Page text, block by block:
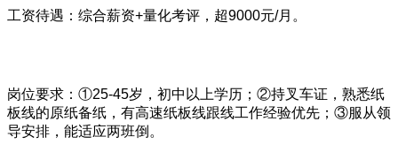
工资待遇：综合薪资+量化考评，超9000元/月。
岗位要求：①25-45岁，初中以上学历；②持叉车证，熟悉纸
板线的原纸备纸，有高速纸板线跟线工作经验优先；③服从领
导安排，能适应两班倒。